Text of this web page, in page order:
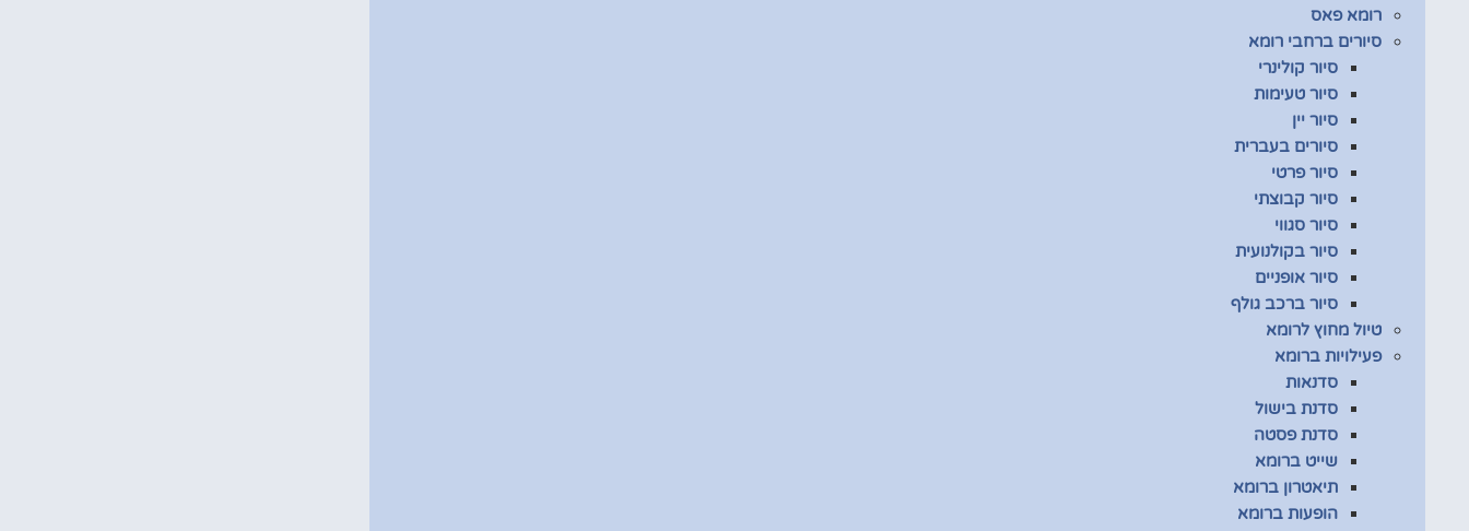
רומא פאס
סיורים ברחבי רומא
סיור קולינרי
סיור טעימות
סיור יין
סיורים בעברית
סיור פרטי
סיור קבוצתי
סיור סגווי
סיור בקולנועית
סיור אופניים
סיור ברכב גולף
טיול מחוץ לרומא
פעילויות ברומא
סדנאות
סדנת בישול
סדנת פסטה
שייט ברומא
תיאטרון ברומא
הופעות ברומא